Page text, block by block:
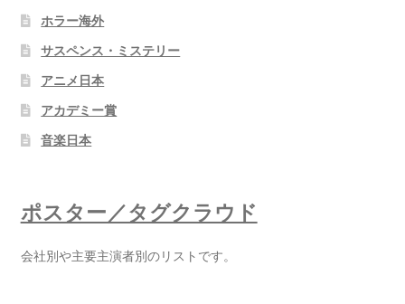
ホラー海外
サスペンス・ミステリー
アニメ日本
アカデミー賞
音楽日本
ポスター／タグクラウド
会社別や主要主演者別のリストです。